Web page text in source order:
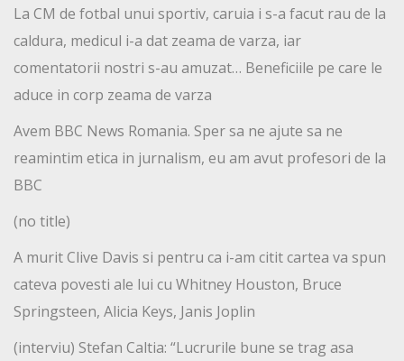
La CM de fotbal unui sportiv, caruia i s-a facut rau de la
caldura, medicul i-a dat zeama de varza, iar
comentatorii nostri s-au amuzat… Beneficiile pe care le
aduce in corp zeama de varza
Avem BBC News Romania. Sper sa ne ajute sa ne
reamintim etica in jurnalism, eu am avut profesori de la
BBC
(no title)
A murit Clive Davis si pentru ca i-am citit cartea va spun
cateva povesti ale lui cu Whitney Houston, Bruce
Springsteen, Alicia Keys, Janis Joplin
(interviu) Stefan Caltia: “Lucrurile bune se trag asa